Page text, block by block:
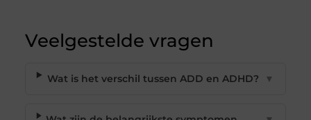
Veelgestelde vragen
Wat is het verschil tussen ADD en ADHD? ▼